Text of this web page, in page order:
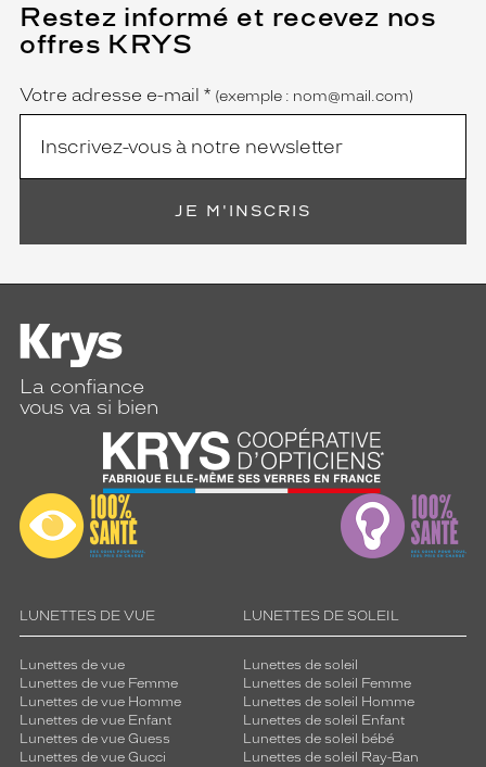
Restez informé et recevez nos
offres KRYS
Name
Votre adresse e-mail *
(Ce
champ
est
(exemple : nom@mail.com)
JE M'INSCRIS
La confiance
vous va si bien
LUNETTES DE VUE
Lunettes de vue
Lunettes de vue Femme
Lunettes de vue Homme
Lunettes de vue Enfant
Lunettes de vue Guess
Lunettes de vue Gucci
LUNETTES DE SOLEIL
Lunettes de soleil
Lunettes de soleil Femme
Lunettes de soleil Homme
Lunettes de soleil Enfant
Lunettes de soleil bébé
Lunettes de soleil Ray-Ban